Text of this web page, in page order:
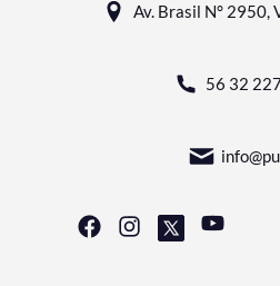
Av. Brasil N° 2950,
56 32